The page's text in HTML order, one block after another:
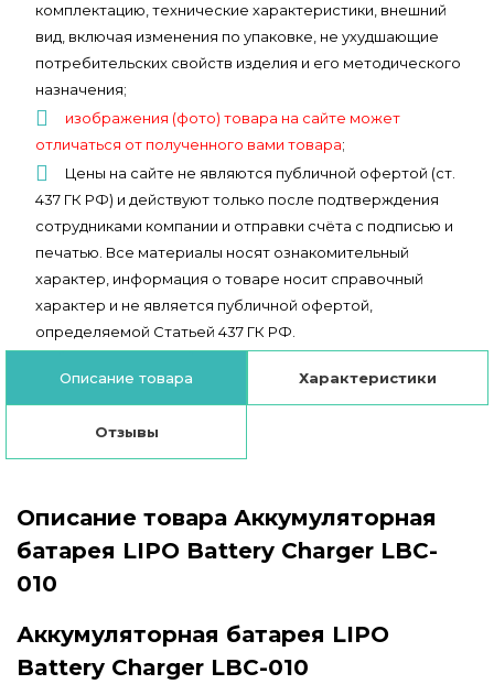
комплектацию, технические характеристики, внешний
вид, включая изменения по упаковке, не ухудшающие
потребительских свойств изделия и его методического
назначения;
изображения (фото) товара на сайте может
отличаться от полученного вами товара;
Цены на сайте не являются публичной офертой (ст.
437 ГК РФ) и действуют только после подтверждения
сотрудниками компании и отправки счёта с подписью и
печатью. Все материалы носят ознакомительный
характер, информация о товаре носит справочный
характер и не является публичной офертой,
определяемой Статьей 437 ГК РФ.
Описание товара Характеристики
Отзывы
Описание товара Аккумуляторная
батарея LIPO Battery Charger LBC-
010
Аккумуляторная батарея LIPO
Battery Charger LBC-010